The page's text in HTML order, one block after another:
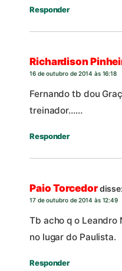
Responder
Richardison
16 de outubro de 2014 às 16:18
Fernando tb dou
treinador……
Responder
Paio Torcedordisse:
17 de outubro de 2014 às 12:49
Tb acho q o Leandro
no lugar do Paulista.
Responder